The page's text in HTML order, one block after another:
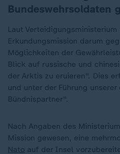
Bundeswehrsoldaten
Laut
Erkundungsmission darum
Möglichkeiten der
Blick auf russische und
der Arktis zu eruieren". Dies
und unter der Führung unserer
Bündnispartner".
Nach Angaben des
Mission gewesen, eine
Nato auf der Insel